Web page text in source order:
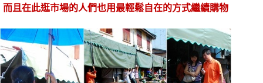
而且在此逛市場的人們也用最輕鬆自在的方式繼續購物